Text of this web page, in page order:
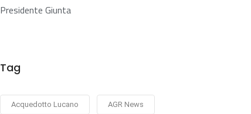
Presidente Giunta
Tag
Acquedotto Lucano AGR News